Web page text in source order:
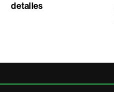
detalles